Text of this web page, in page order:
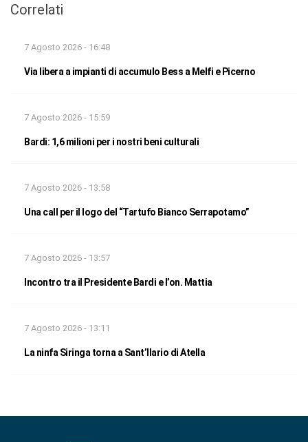
Correlati
7 Agosto 2026 - 16:48
Via libera a impianti di accumulo Bess a Melfi e Picerno
7 Agosto 2026 - 15:59
Bardi: 1,6 milioni per i nostri beni culturali
7 Agosto 2026 - 13:58
Una call per il logo del “Tartufo Bianco Serrapotamo”
7 Agosto 2026 - 13:57
Incontro tra il Presidente Bardi e l’on. Mattia
7 Agosto 2026 - 13:11
La ninfa Siringa torna a Sant’Ilario di Atella